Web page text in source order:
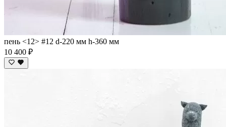
пень <12> #12 d-220 мм h-360 мм
10 400 ₽